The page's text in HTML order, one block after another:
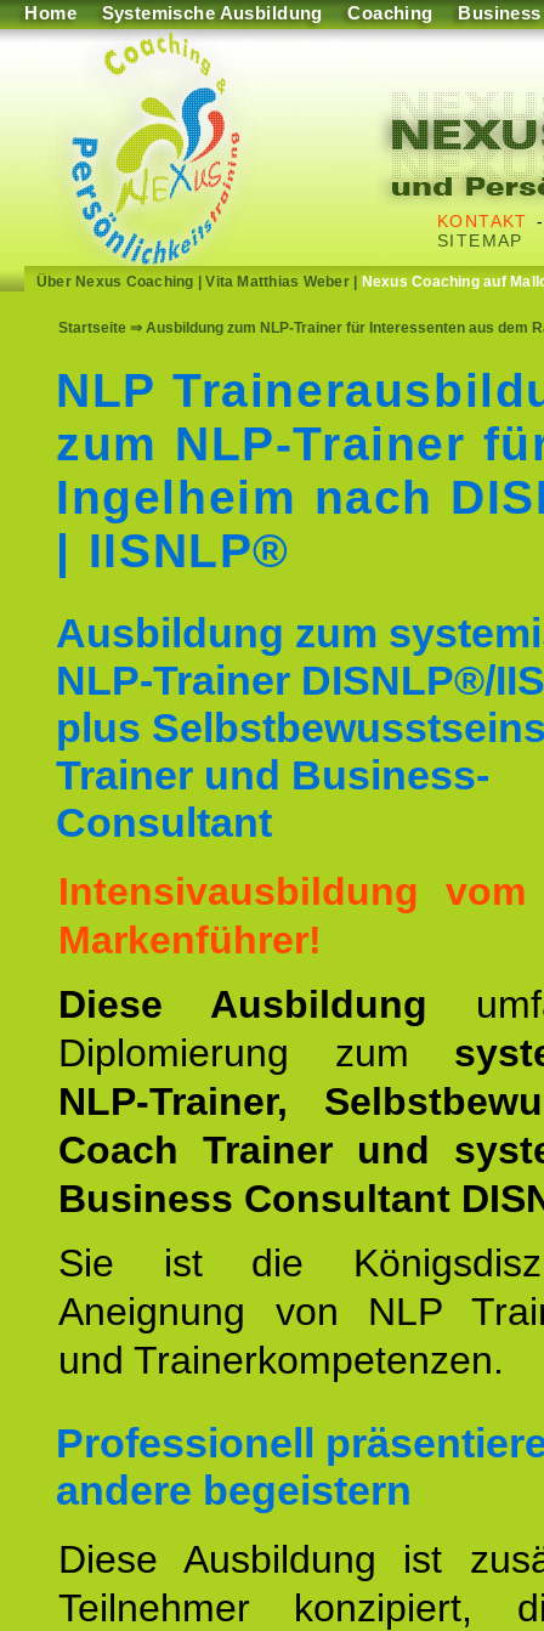
Home Systemische Ausbildung Coaching Business
KONTAKT
SITEMAP
Über Nexus Coaching |Vita Matthias Weber| Nexus Coaching auf
Startseite ⇒ Ausbildung zum NLP-Trainer für Interessenten aus dem
NLP
zum NLP-Trainer
Ingelheim nach
| IISNLP®
Ausbildung zum
NLP-Trainer DISNLP®/
plus
Trainer und Business-
Consultant
Intensivausbildung vom
Markenführer!
Diese Ausbildung
Diplomierung zum
NLP-Trainer,
Coach Trainer und
Business Consultant
Sie ist die
Aneignung von NLP
und Trainerkompetenzen.
Professionell
andere begeistern
Diese Ausbildung ist
Teilnehmer konzipiert,